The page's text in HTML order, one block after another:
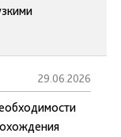
29.06.2026